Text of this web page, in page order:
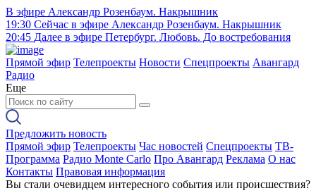
В эфире Александр Розенбаум. Накрышник
19:30 Сейчас в эфире Александр Розенбаум. Накрышник
20:45 Далее в эфире Петербург. Любовь. До востребования
Прямой эфир Телепроекты Новости Спецпроекты Авангард
Радио
Еще
Предложить новость
Прямой эфир Телепроекты Час новостей Спецпроекты ТВ-
Программа Радио Monte Carlo Про Авангард Реклама О нас
Контакты Правовая информация
Вы стали очевидцем интересного события или происшествия?